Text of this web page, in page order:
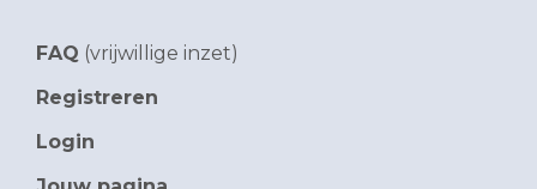
FAQ (vrijwillige inzet)
Registreren
Login